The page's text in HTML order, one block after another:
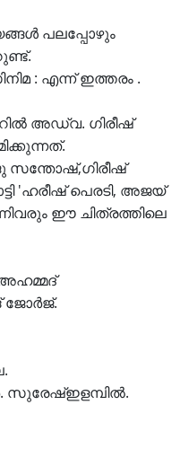
പലപ്പോഴും
: എന്ന് ഇത്തരം .
അഡ്വ. ഗിരീഷ്
'ഹരീഷ് പെരടി, അജയ്
ഈ ചിത്രത്തിലെ
ജോർജ്.
സുരേഷ്ഇളമ്പിൽ.